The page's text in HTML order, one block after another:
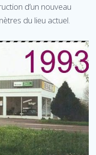
d’un nouveau
du lieu actuel.